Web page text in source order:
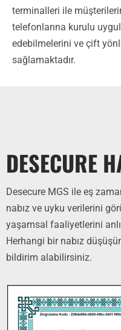
terminalleri ile
telefonlarına kurulu
edebilmelerini ve çift
sağlamaktadır.
DESECURE
Desecure MGS ile eş
nabız ve uyku verilerini
yaşamsal faaliyetlerini
Herhangi bir nabız
bildirim alabilirsiniz.